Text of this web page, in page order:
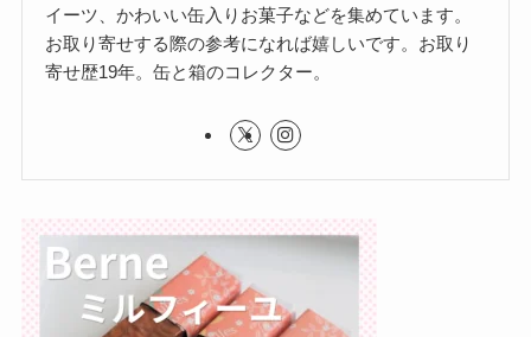
イーツ、かわいい缶入りお菓子などを集めています。
お取り寄せする際の参考になれば嬉しいです。お取り
寄せ歴19年。缶と箱のコレクター。